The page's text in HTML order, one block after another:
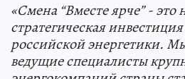
«Смена “Вместе ярче” - это
стратегическая
российской энергетики.
ведущие специалисты